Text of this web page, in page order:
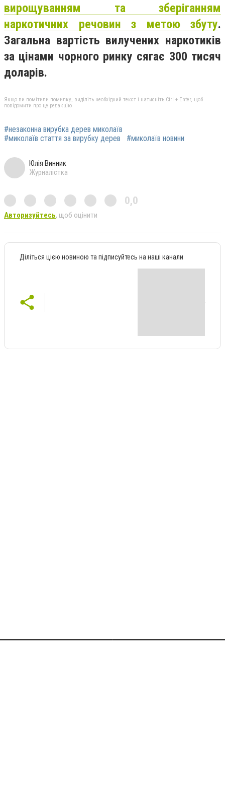
вирощуванням та зберіганням
наркотичних речовин з метою збуту.
Загальна вартість вилучених наркотиків
за цінами чорного ринку сягає 300 тисяч
доларів.
Якщо ви помітили помилку, виділіть необхідний текст і натисніть Ctrl + Enter, щоб
повідомити про це редакцію
#незаконна вирубка дерев миколаїв
#миколаїв стаття за вирубку дерев
#миколаїв новини
Юлія Винник
Журналістка
0,0
Авторизуйтесь, щоб оцінити
Діліться цією новиною та підписуйтесь на наші канали